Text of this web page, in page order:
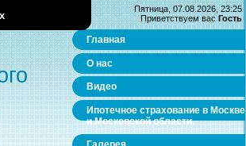
Пятница, 07.08.2026, 23:25
Приветствуем вас Гость
Главная
О нас
Видео
Ипотечное страхование в Москве
и Московской области.